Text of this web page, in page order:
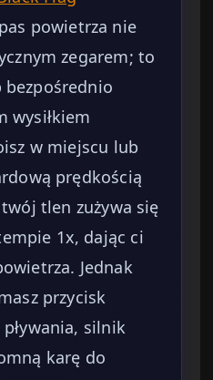
powietrza nie
zegarem; to
bezpośrednio
wysiłkiem
w miejscu lub
prędkością
tlen zużywa się
1x, dając ci
Jednak
przycisk
silnik
karę do